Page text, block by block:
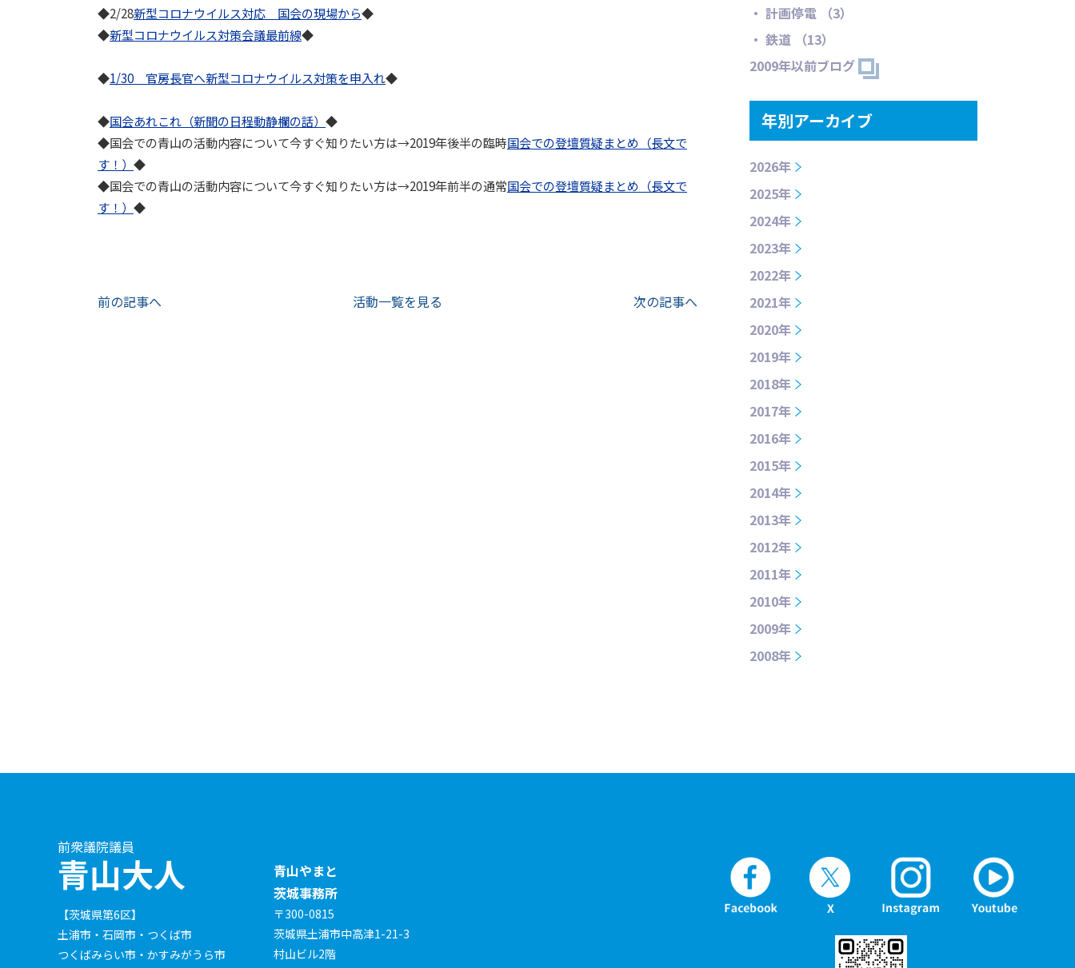
◆2/28新型コロナウイルス対応 国会の現場から◆
◆新型コロナウイルス対策会議最前線◆
◆1/30 官房長官へ新型コロナウイルス対策を申入れ◆
◆国会あれこれ（新聞の日程動静欄の話） ◆
◆国会での青山の活動内容について今すぐ知りたい方は→2019年後半の臨時国会での登壇質疑まとめ（長文で
す！） ◆
◆国会での青山の活動内容について今すぐ知りたい方は→2019年前半の通常国会での登壇質疑まとめ（長文で
す！） ◆
前の記事へ 活動一覧を見る 次の記事へ
・ 計画停電 （3）
・ 鉄道 （13）
2009年以前ブログ
年別アーカイブ
2026年
2025年
2024年
2023年
2022年
2021年
2020年
2019年
2018年
2017年
2016年
2015年
2014年
2013年
2012年
2011年
2010年
2009年
2008年
前衆議院議員
青山大人
【茨城県第6区】
土浦市・石岡市・つくば市
つくばみらい市・かすみがうら市
青山やまと
茨城事務所
〒300-0815
茨城県土浦市中高津1-21-3
村山ビル2階